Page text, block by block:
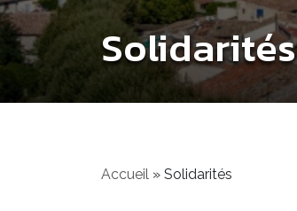
Solidarités
Accueil » Solidarités